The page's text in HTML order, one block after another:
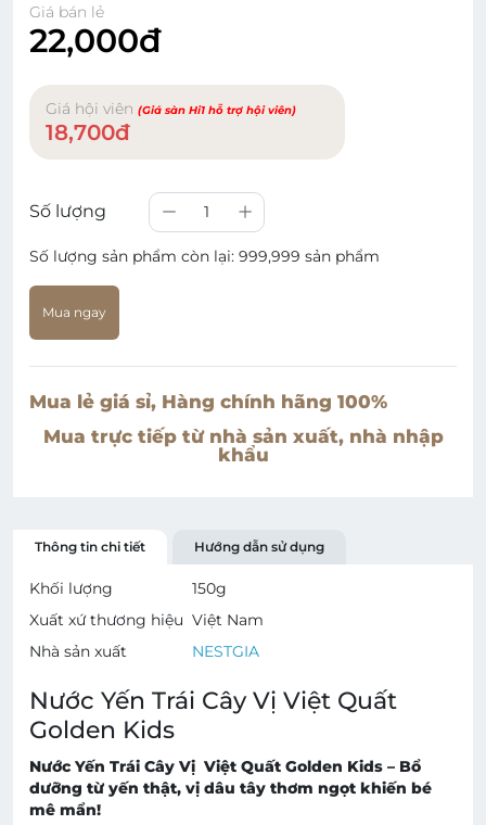
Giá bán lẻ
22,000đ
Giá hội viên (Giá sàn Hi1 hỗ trợ hội viên)
18,700đ
Số lượng 1
Số lượng sản phẩm còn lại: 999,999 sản phẩm
Mua ngay
Mua lẻ giá sỉ, Hàng chính hãng 100%
Mua trực tiếp từ nhà sản xuất, nhà nhập
khẩu
Thông tin chi tiết Hướng dẫn sử dụng
Khối lượng 150g
Xuất xứ thương hiệu Việt Nam
Nhà sản xuất
NESTGIA
Nước Yến Trái Cây Vị Việt Quất
Golden Kids
Nước Yến Trái Cây Vị Việt Quất Golden Kids – Bổ
dưỡng từ yến thật, vị dâu tây thơm ngọt khiến bé
mê mẩn!